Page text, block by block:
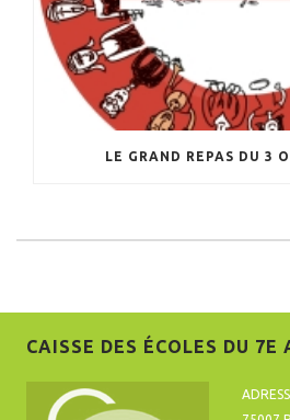
LE GRAND REPAS DU 3
CAISSE DES ÉCOLES DU 7E